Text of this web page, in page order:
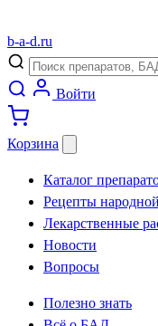
b-a-d.ru
Войти
Корзина
Каталог
Рецепты
Лекарственные
Новости
Вопросы
Полезно знать